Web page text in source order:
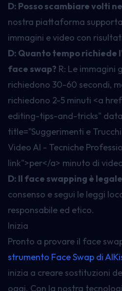
D: Posso scambiare volti
nostra piattaforma
immagini e video con
D: Quanto tempo richiede
face swap? R: Le immagini
richiedono 30-60 secondi,
richiedono 2-5 minuti <a
editing-tips-and-tricks"
title="Suggerimenti e
Video AI - Tecniche
link">per</a> minuto di
D: Il face swapping è
consenso e segui le leggi
responsabile ed etico.
Inizia
Pronto a provare il face
strumento Face Swap di
inizia a creare sostituzioni
oggi. Con la nostra